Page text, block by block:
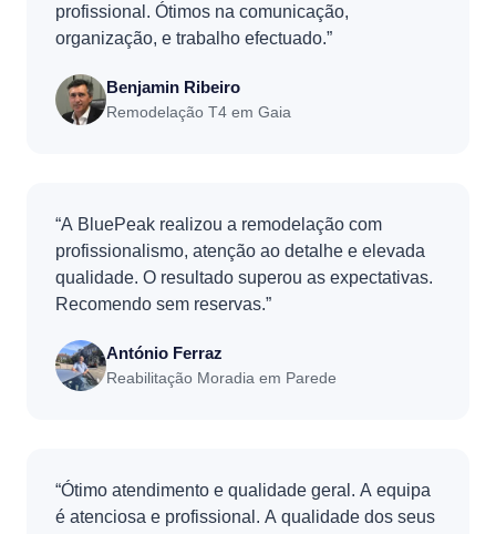
profissional. Ótimos na comunicação,
organização, e trabalho efectuado.”
Benjamin Ribeiro
Remodelação T4 em Gaia
“A BluePeak realizou a remodelação com
profissionalismo, atenção ao detalhe e elevada
qualidade. O resultado superou as expectativas.
Recomendo sem reservas.”
António Ferraz
Reabilitação Moradia em Parede
“Ótimo atendimento e qualidade geral. A equipa
é atenciosa e profissional. A qualidade dos seus